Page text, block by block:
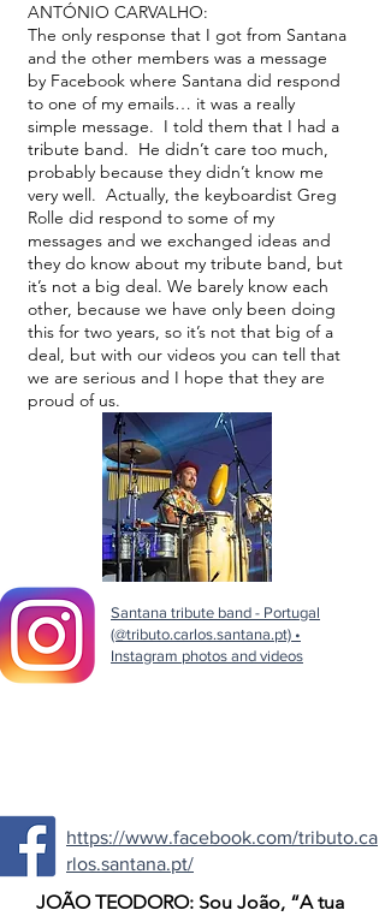
ANTÓNIO CARVALHO:
The only response that I got from Santana
and the other members was a message
by Facebook where Santana did respond
to one of my emails… it was a really
simple message. I told them that I had a
tribute band. He didn’t care too much,
probably because they didn’t know me
very well. Actually, the keyboardist Greg
Rolle did respond to some of my
messages and we exchanged ideas and
they do know about my tribute band, but
it’s not a big deal. We barely know each
other, because we have only been doing
this for two years, so it’s not that big of a
deal, but with our videos you can tell that
we are serious and I hope that they are
proud of us.
Santana tribute band - Portugal
(@tributo.carlos.santana.pt) •
Instagram photos and videos
https://www.facebook.com/tributo.ca
rlos.santana.pt/
JOÃO TEODORO: Sou João, “A tua